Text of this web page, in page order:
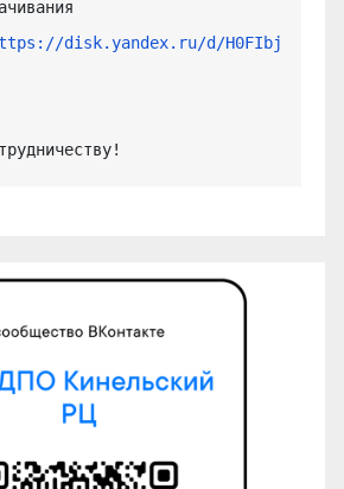
disk.yandex.ru/d/H0FIbj